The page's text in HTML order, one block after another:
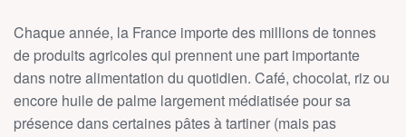
Chaque année, la France importe des millions de tonnes
de produits agricoles qui prennent une part importante
dans notre alimentation du quotidien. Café, chocolat, riz ou
encore huile de palme largement médiatisée pour sa
présence dans certaines pâtes à tartiner (mais pas